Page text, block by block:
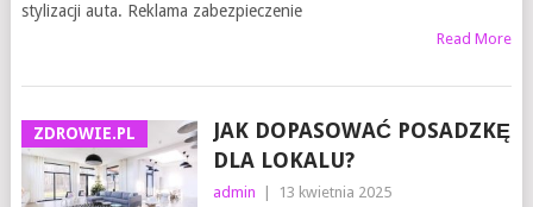
stylizacji auta. Reklama zabezpieczenie
Read More
ZDROWIE.PL
JAK DOPASOWAĆ POSADZKĘ
DLA LOKALU?
admin 13 kwietnia 2025